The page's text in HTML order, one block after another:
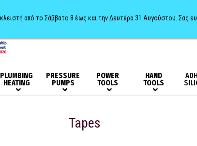
PLUMBING
HEATING
PRESSURE
PUMPS
POWER
TOOLS
HAND
TOOLS
Tapes
από το Σάββατο 8 έως και την Δευτέρα 31 Αυγούστου. Σας